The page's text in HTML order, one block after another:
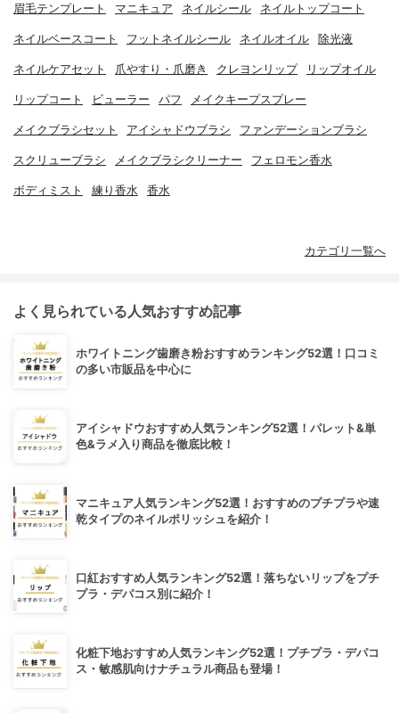
眉毛テンプレート マニキュア ネイルシール ネイルトップコート
ネイルベースコート フットネイルシール ネイルオイル 除光液
ネイルケアセット 爪やすり・爪磨き クレヨンリップ リップオイル
リップコート ビューラー パフ メイクキープスプレー
メイクブラシセット アイシャドウブラシ ファンデーションブラシ
スクリューブラシ メイクブラシクリーナー フェロモン香水
ボディミスト 練り香水 香水
カテゴリ一覧へ
よく見られている人気おすすめ記事
ホワイトニング歯磨き粉おすすめランキング52選！口コミ
の多い市販品を中心に
アイシャドウおすすめ人気ランキング52選！パレット&単
色&ラメ入り商品を徹底比較！
マニキュア人気ランキング52選！おすすめのプチプラや速
乾タイプのネイルポリッシュを紹介！
口紅おすすめ人気ランキング52選！落ちないリップをプチ
プラ・デパコス別に紹介！
化粧下地おすすめ人気ランキング52選！プチプラ・デパコ
ス・敏感肌向けナチュラル商品も登場！